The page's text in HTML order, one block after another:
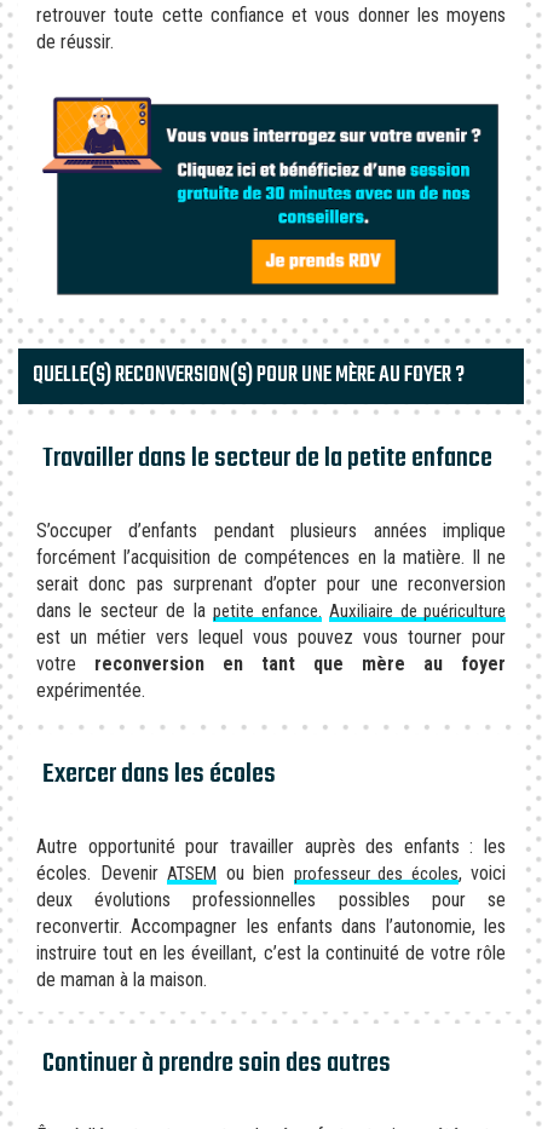
retrouver toute cette confiance et vous donner les moyens
de réussir.
QUELLE(S) RECONVERSION(S) POUR UNE MÈRE AU FOYER ?
Travailler dans le secteur de la petite enfance
S’occuper d’enfants pendant plusieurs années implique
forcément l’acquisition de compétences en la matière. Il ne
serait donc pas surprenant d’opter pour une reconversion
dans le secteur de lapetite enfance. Auxiliaire de puériculture
est un métier vers lequel vous pouvez vous tourner pour
votre reconversion en tant que mère au foyer
expérimentée.
Exercer dans les écoles
Autre opportunité pour travailler auprès des enfants : les
écoles. Devenir ATSEM ou bien professeur des écoles, voici
deux évolutions professionnelles possibles pour se
reconvertir. Accompagner les enfants dans l’autonomie, les
instruire tout en les éveillant, c’est la continuité de votre rôle
de maman à la maison.
Continuer à prendre soin des autres